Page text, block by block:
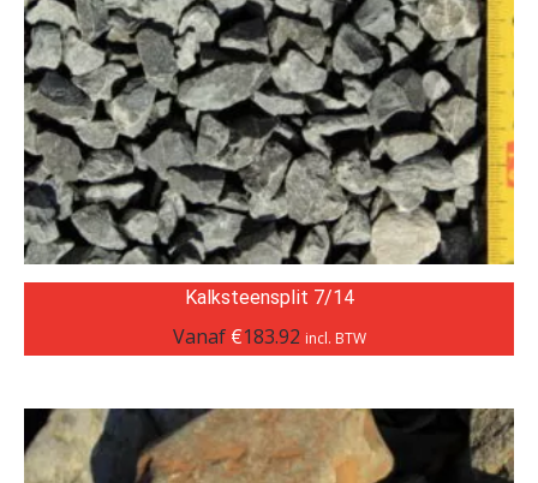
Kalksteensplit 7/14
Vanaf €183.92 incl. BTW